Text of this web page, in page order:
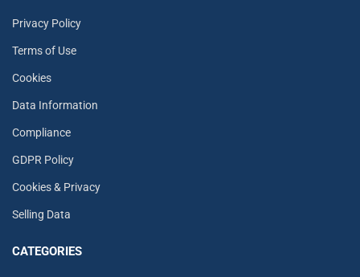
Privacy Policy
Terms of Use
Cookies
Data Information
Compliance
GDPR Policy
Cookies & Privacy
Selling Data
CATEGORIES